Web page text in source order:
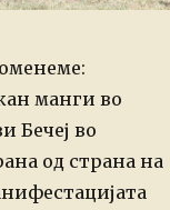
манги во
Бечеј во
од страна на